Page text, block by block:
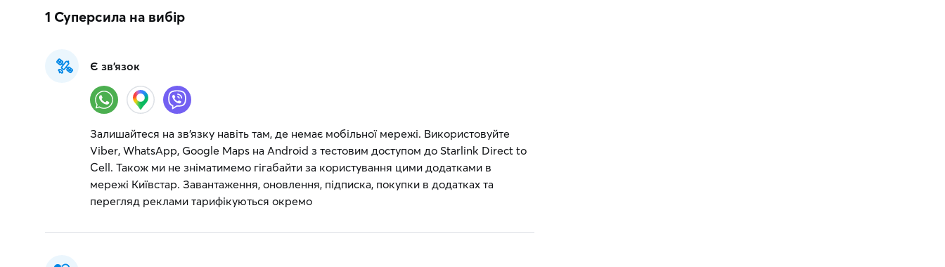
1 Суперсила на вибір
Є зв'язок
Залишайтеся на зв’язку навіть там, де немає мобільної мережі. Використовуйте
Viber, WhatsApp, Google Maps на Android з тестовим доступом до Starlink Direct to
Cell. Також ми не зніматимемо гігабайти за користування цими додатками в
мережі Київстар. Завантаження, оновлення, підписка, покупки в додатках та
перегляд реклами тарифікуються окремо